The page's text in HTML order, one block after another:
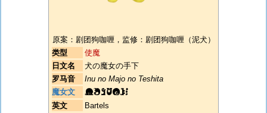
原案：剧团狗咖喱，监修：剧团狗咖喱（泥犬）
类型
使魔
日文名
犬の魔女の手下
罗马音
Inu no Majo no Teshita
魔女文
BARTELS
英文
Bartels